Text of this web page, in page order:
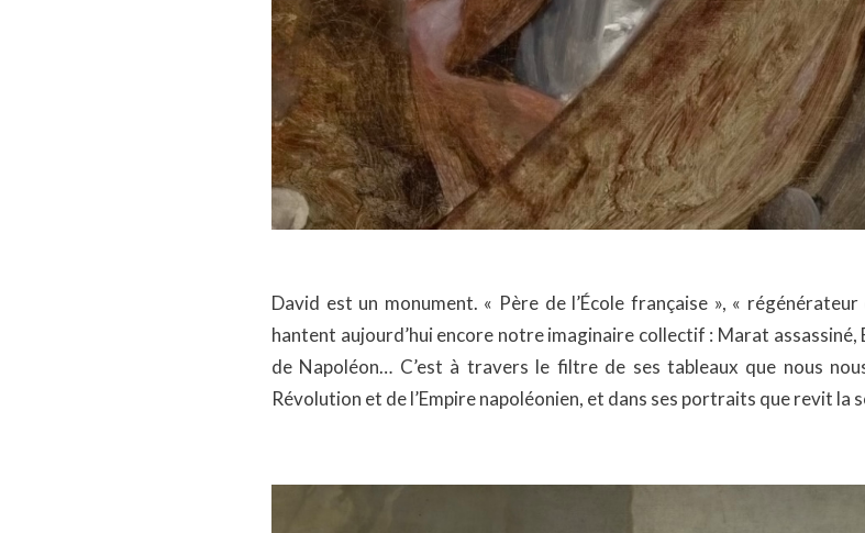
David est un monument. « Père de l’École française », «
hantent aujourd’hui encore notre imaginaire collectif : Marat
de Napoléon… C’est à travers le filtre de ses tableaux que nous
Révolution et de l’Empire napoléonien, et dans ses portraits que revit la